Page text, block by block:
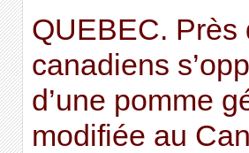
QUEBEC. Près
canadiens
d’une pomme
modifiée au